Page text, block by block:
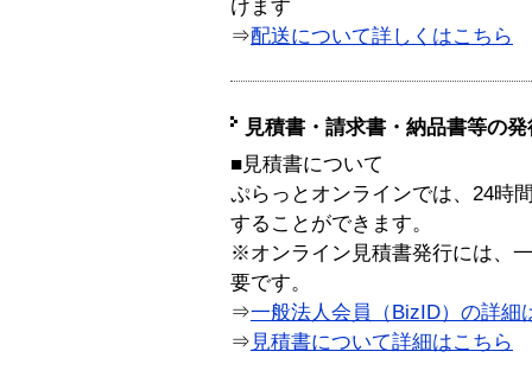
けます
⇒配送について詳しくはこちら
見積書・請求書・納品書等の
■見積書について
ぷらっとオンラインでは、24時
することができます。
※オンライン見積書発行には、
要です。
⇒一般法人会員（BizID）の詳細
⇒ 見積書について詳細はこちら